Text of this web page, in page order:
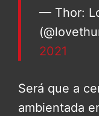
— Thor:
2021
Será que a
ambientada